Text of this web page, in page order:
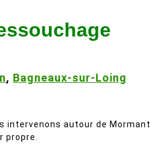
, Bagneaux-sur-Loing
intervenons autour de Mormant
propre.